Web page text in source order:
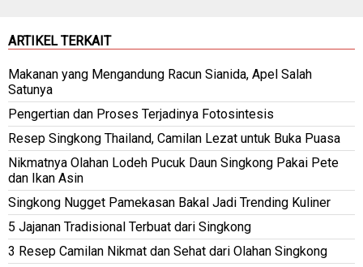
ARTIKEL TERKAIT
Makanan yang Mengandung Racun Sianida, Apel Salah
Satunya
Pengertian dan Proses Terjadinya Fotosintesis
Resep Singkong Thailand, Camilan Lezat untuk Buka Puasa
Nikmatnya Olahan Lodeh Pucuk Daun Singkong Pakai Pete
dan Ikan Asin
Singkong Nugget Pamekasan Bakal Jadi Trending Kuliner
5 Jajanan Tradisional Terbuat dari Singkong
3 Resep Camilan Nikmat dan Sehat dari Olahan Singkong